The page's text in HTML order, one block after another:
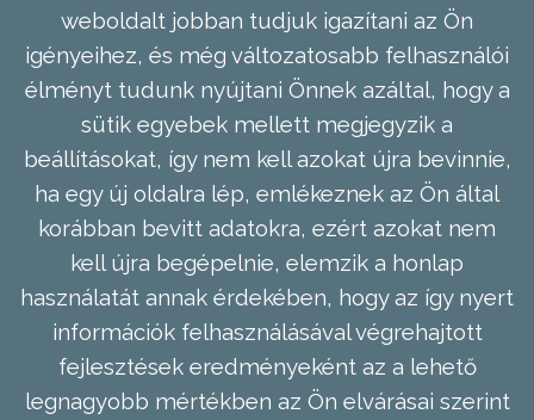
weboldalt jobban tudjuk igazítani az Ön
igényeihez, és még változatosabb felhasználói
élményt tudunk nyújtani Önnek azáltal, hogy a
sütik egyebek mellett megjegyzik a
beállításokat, így nem kell azokat újra bevinnie,
ha egy új oldalra lép, emlékeznek az Ön által
korábban bevitt adatokra, ezért azokat nem
kell újra begépelnie, elemzik a honlap
használatát annak érdekében, hogy az így nyert
információk felhasználásával végrehajtott
fejlesztések eredményeként az a lehető
legnagyobb mértékben az Ön elvárásai szerint